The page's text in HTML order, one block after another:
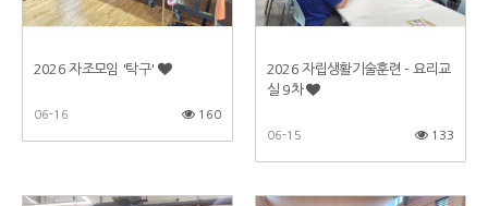
2026 자조모임 '탁구'
06-16 160
2026 자립생활기술훈련 - 요리교
실 9차
06-15 133